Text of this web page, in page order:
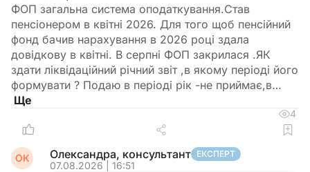
ФОП загальна система оподаткування.Став
пенсіонером в квітні 2026. Для того щоб пенсійний
фонд бачив нарахування в 2026 році здала
довідкову в квітні. В серпні ФОП закрилася .ЯК
здати ліквідаційний річний звіт ,в якому періоді його
формувати ? Подаю в періоді рік -не приймає,в…
4
ОК Олександра, консультант ЕКСПЕРТ
07.08.2026 | 16:51